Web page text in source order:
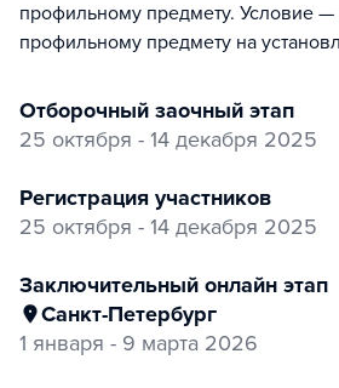
профильному предмету. Условие —
профильному предмету на
отборочный заочный этап
25 октября - 14 декабря 2025
регистрация участников
25 октября - 14 декабря 2025
заключительный онлайн этап
Санкт-Петербург
1 января - 9 марта 2026